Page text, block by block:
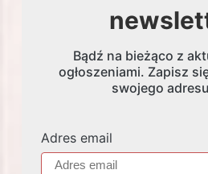
Bądź na bieżąco z
ogłoszeniami. Zapisz
swojego
Adres email